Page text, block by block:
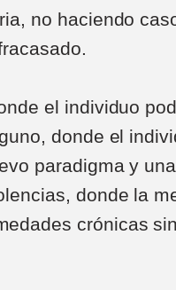
no haciendo
el individuo
donde el
paradigma y
donde la
crónicas